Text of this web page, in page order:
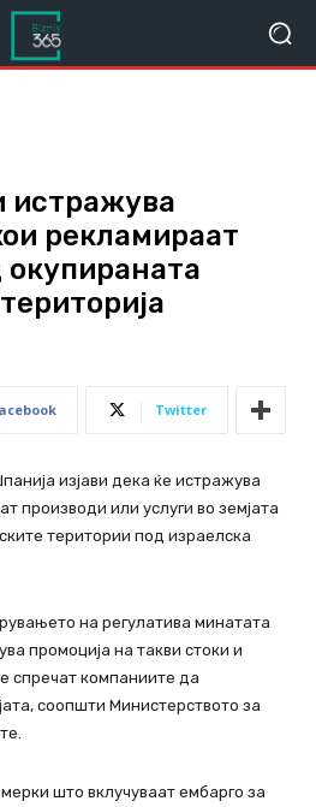
истражува
рекламираат
окупираната
Twitter
изјави дека ќе истражува
производи или услуги во земјата
територии под израелска
на регулатива минатата
промоција на такви стоки и
спречат компаниите да
соопшти Министерството за
што вклучуваат ембарго за